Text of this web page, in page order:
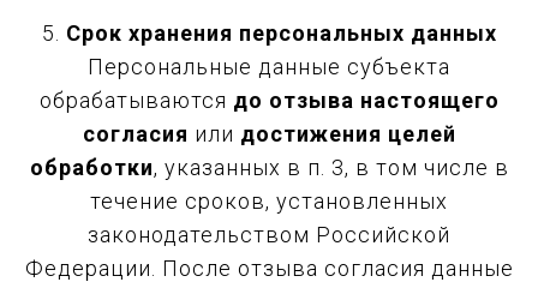
5. Срок хранения персональных данных
Персональные данные субъекта
обрабатываются до отзыва настоящего
согласия или достижения целей
обработки, указанных в п. 3, в том числе в
течение сроков, установленных
законодательством Российской
Федерации. После отзыва согласия данные